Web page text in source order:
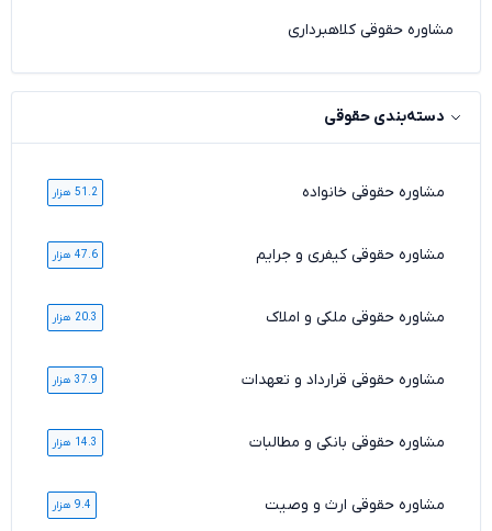
مشاوره حقوقی کلاهبرداری
دسته‌بندی حقوقی
مشاوره حقوقی خانواده 51.2 هزار
مشاوره حقوقی کیفری و جرایم 47.6 هزار
مشاوره حقوقی ملکی و املاک 20.3 هزار
مشاوره حقوقی قرارداد و تعهدات 37.9 هزار
مشاوره حقوقی بانکی و مطالبات 14.3 هزار
مشاوره حقوقی ارث و وصیت 9.4 هزار